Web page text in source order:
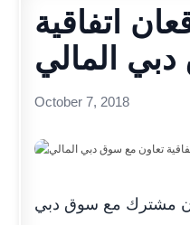
اتفاقية
المالي
October 7, 2018
مشترك مع سوق دبي